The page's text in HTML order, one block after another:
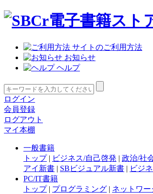
サイトのご利用方法
お知らせ
ヘルプ
ログイン
会員登録
ログアウト
マイ本棚
一般書籍
トップ| ビジネス/自己啓発 | 政治/社
アイ新書 | SBビジュアル新書 | ビジ
PC/IT書籍
トップ| プログラミング | ネットワー